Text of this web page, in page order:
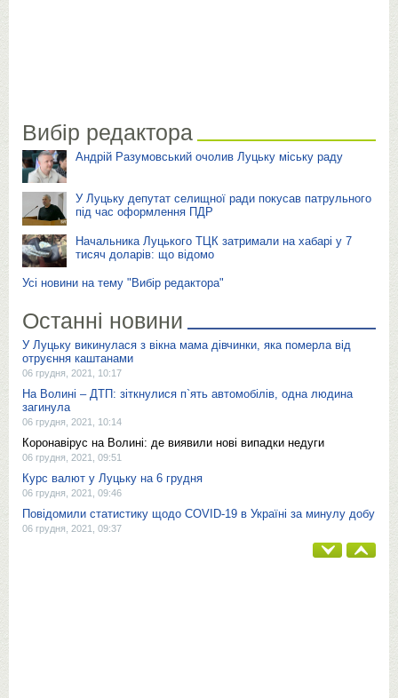
Вибір редактора
Андрій Разумовський очолив Луцьку міську раду
У Луцьку депутат селищної ради покусав патрульного
під час оформлення ПДР
Начальника Луцького ТЦК затримали на хабарі у 7
тисяч доларів: що відомо
Усі новини на тему "Вибір редактора"
Останні новини
У Луцьку викинулася з вікна мама дівчинки, яка померла від
отруєння каштанами
06 грудня, 2021, 10:17
На Волині – ДТП: зіткнулися п`ять автомобілів, одна людина
загинула
06 грудня, 2021, 10:14
Коронавірус на Волині: де виявили нові випадки недуги
06 грудня, 2021, 09:51
Курс валют у Луцьку на 6 грудня
06 грудня, 2021, 09:46
Повідомили статистику щодо COVID-19 в Україні за минулу добу
06 грудня, 2021, 09:37